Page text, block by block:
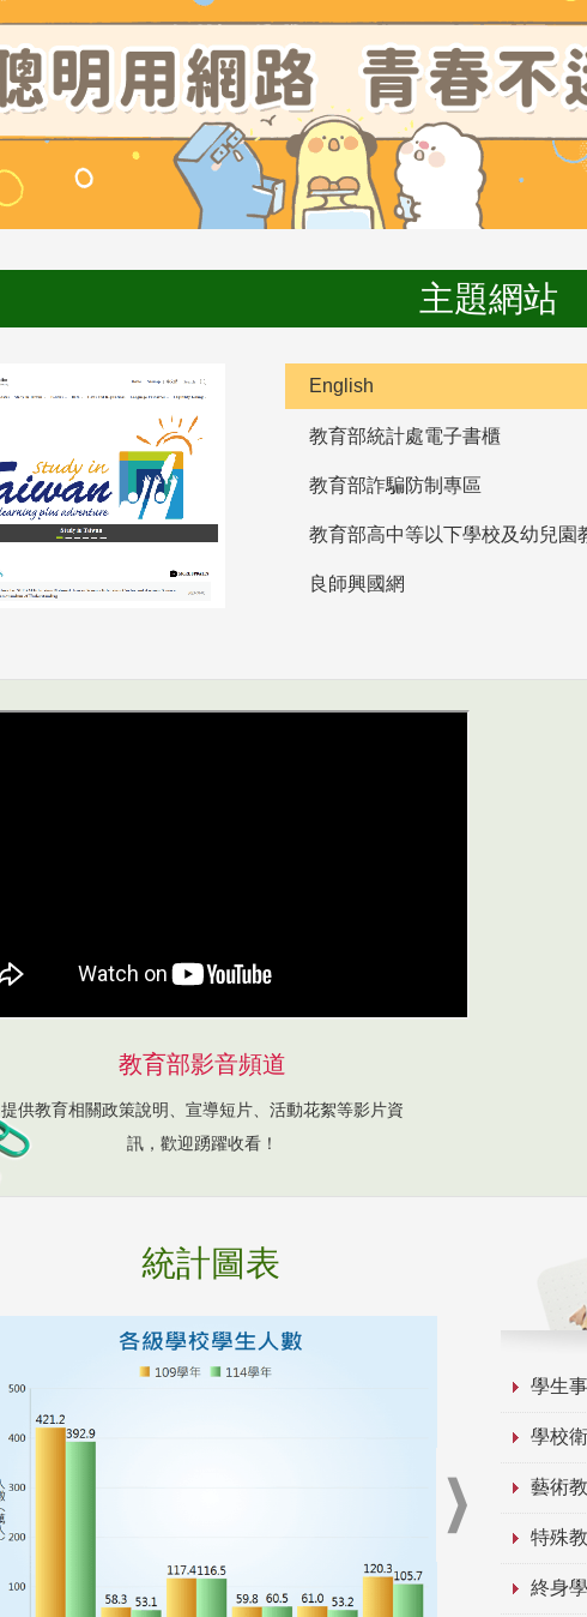
主題網站
English
教育部統計處電子書櫃
教育部詐騙防制專區
良師興國網
教育部影音頻道
提供教育相關政策說明、宣導短片、活動花絮等影片資
訊，歡迎踴躍收看！
統計圖表
學生
學校
藝術
特殊
終身